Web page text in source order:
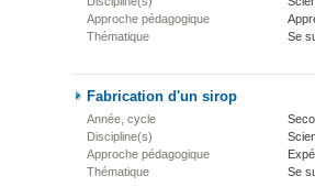
Approche pédagogique
Thématique
Se
Fabrication d'un sirop
Année, cycle
Discipline(s)
Approche pédagogique
Thématique
Se